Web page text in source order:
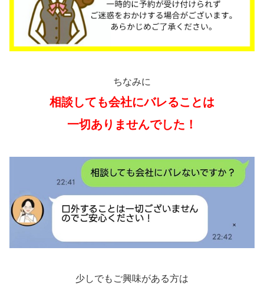
ちなみに
相談しても会社にバレることは
一切ありませんでした！
少しでもご興味がある方は